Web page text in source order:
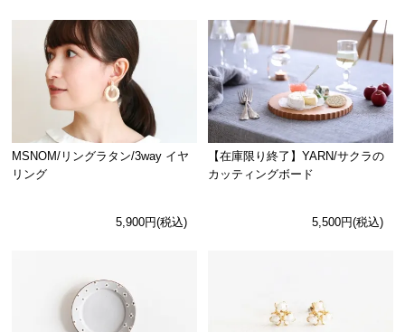
MSNOM/リングラタン/3way イヤ
リング
5,900円(税込)
【在庫限り終了】YARN/サクラの
カッティングボード
5,500円(税込)